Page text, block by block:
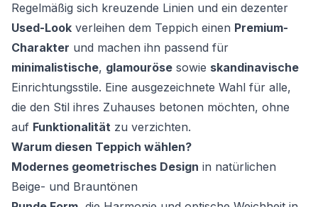
Regelmäßig sich kreuzende Linien und ein dezenter
Used-Look verleihen dem Teppich einen Premium-
Charakter und machen ihn passend für
minimalistische, glamouröse sowie skandinavische
Einrichtungsstile. Eine ausgezeichnete Wahl für alle,
die den Stil ihres Zuhauses betonen möchten, ohne
auf Funktionalität zu verzichten.
Warum diesen Teppich wählen?
Modernes geometrisches Design in natürlichen
Beige- und Brauntönen